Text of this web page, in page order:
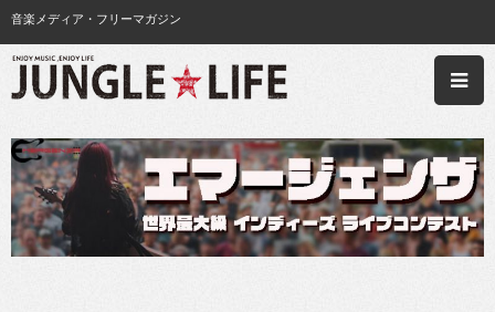
音楽メディア・フリーマガジン